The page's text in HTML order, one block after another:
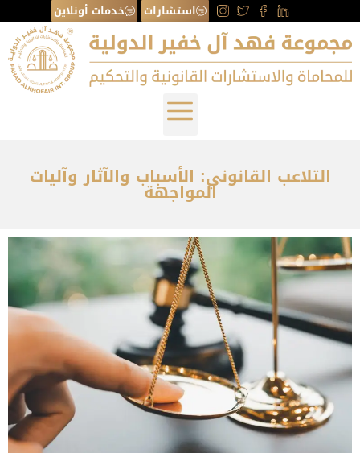
استشارات خدمات أونلاين
التلاعب القانوني: الأسباب والآثار وآليات
المواجهة